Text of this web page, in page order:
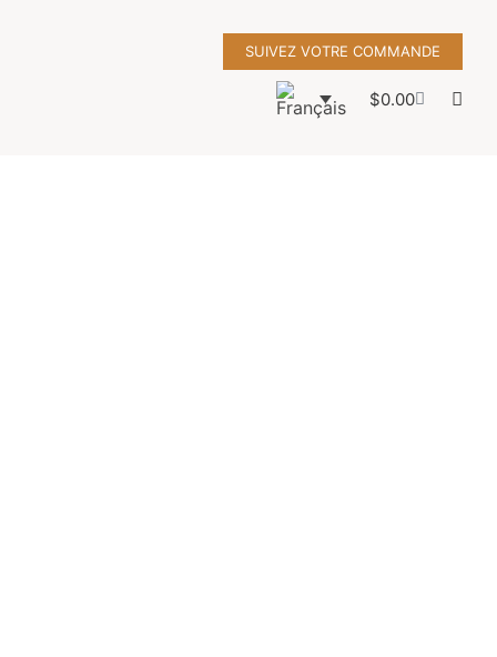
SUIVEZ VOTRE COMMANDE
$0.00